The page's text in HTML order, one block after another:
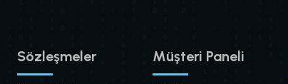
Sözleşmeler Müşteri Paneli